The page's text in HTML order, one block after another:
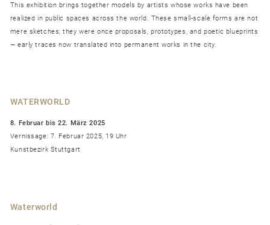
This exhibition brings together models by artists whose works have been
realized in public spaces across the world. These small-scale forms are not
mere sketches; they were once proposals, prototypes, and poetic blueprints
— early traces now translated into permanent works in the city.
WATERWORLD
8. Februar bis 22. März 2025
Vernissage: 7. Februar 2025, 19 Uhr
Kunstbezirk Stuttgart
Waterworld